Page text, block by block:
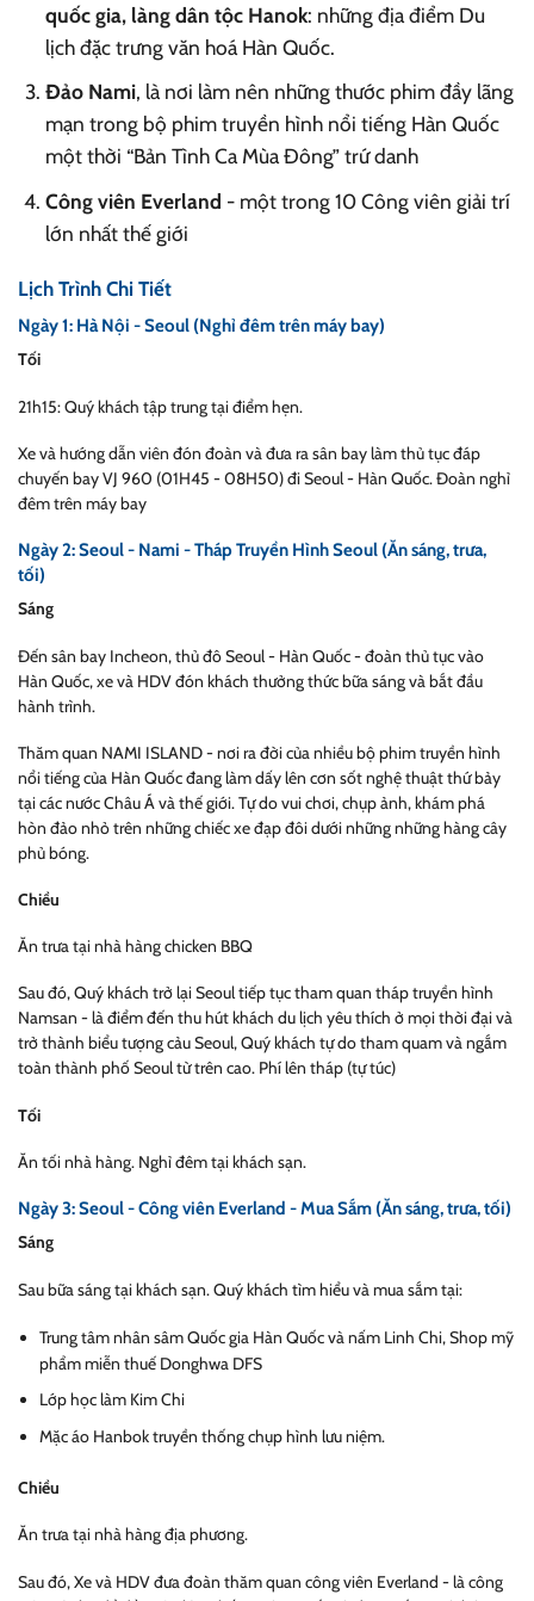
quốc gia, làng dân tộc Hanok: những địa điểm Du
lịch đặc trưng văn hoá Hàn Quốc.
Đảo Nami, là nơi làm nên những thước phim đầy lãng
mạn trong bộ phim truyền hình nổi tiếng Hàn Quốc
một thời “Bản Tình Ca Mùa Đông” trứ danh
Công viên Everland - một trong 10 Công viên giải trí
lớn nhất thế giới
Lịch Trình Chi Tiết
Ngày 1: Hà Nội - Seoul (Nghỉ đêm trên máy bay)
Tối
21h15: Quý khách tập trung tại điểm hẹn.
Xe và hướng dẫn viên đón đoàn và đưa ra sân bay làm thủ tục đáp
chuyến bay VJ 960 (01H45 - 08H50) đi Seoul - Hàn Quốc. Đoàn nghỉ
đêm trên máy bay
Ngày 2: Seoul - Nami - Tháp Truyền Hình Seoul (Ăn sáng, trưa,
tối)
Sáng
Đến sân bay Incheon, thủ đô Seoul - Hàn Quốc - đoàn thủ tục vào
Hàn Quốc, xe và HDV đón khách thưởng thức bữa sáng và bắt đầu
hành trình.
Thăm quan NAMI ISLAND - nơira đời của nhiều bộ phim truyền hình
nổi tiếng của Hàn Quốc đang làm dấy lên cơn sốt nghệ thuật thứ bảy
tại các nước Châu Á và thế giới. Tự do vui chơi, chụp ảnh, khám phá
hòn đảo nhỏ trên những chiếc xe đạp đôi dưới những những hàng cây
phủ bóng.
Chiều
Ăn trưa tại nhà hàng chicken BBQ
Sau đó, Quý khách trở lại Seoul tiếp tục tham quan tháp truyền hình
Namsan - là điểm đến thu hút khách du lịch yêu thích ở mọi thời đại và
trở thành biểu tượng cảu Seoul, Quý khách tự do tham quam và ngắm
toàn thành phố Seoul từ trên cao. Phí lên tháp (tự túc)
Tối
Ăn tối nhà hàng. Nghỉ đêm tại khách sạn.
Ngày 3: Seoul - Công viên Everland - Mua Sắm (Ăn sáng, trưa, tối)
Sáng
Sau bữa sáng tại khách sạn. Quý khách tìm hiểu và mua sắm tại:
Trung tâm nhân sâm Quốc gia Hàn Quốc và nấm Linh Chi, Shop mỹ
phẩm miễn thuế Donghwa DFS
Lớp học làm Kim Chi
Mặc áo Hanbok truyền thống chụp hình lưu niệm.
Chiều
Ăn trưa tại nhà hàng địa phương.
Sau đó,Xe và HDV đưa đoàn thăm quan công viên Everland - là công